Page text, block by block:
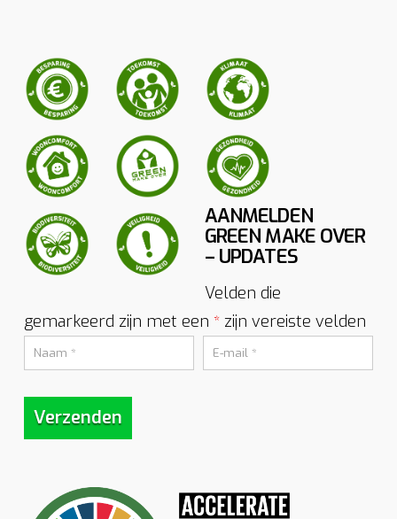
AANMELDEN
GREEN MAKE OVER
– UPDATES
Velden die
gemarkeerd zijn met een *zijn vereiste velden